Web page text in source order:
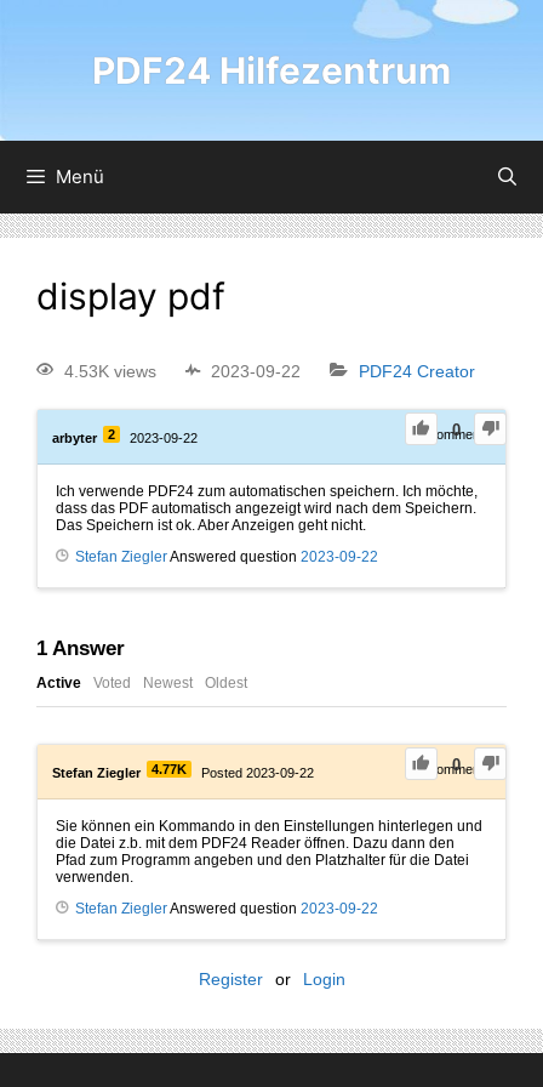
PDF24 Hilfezentrum
Menü
display pdf
4.53K views 2023-09-22 PDF24 Creator
0
arbyter 2 2023-09-22 0Comments
Ich verwende PDF24 zum automatischen speichern. Ich möchte,
dass das PDF automatisch angezeigt wird nach dem Speichern.
Das Speichern ist ok. Aber Anzeigen geht nicht.
Stefan ZieglerAnswered question 2023-09-22
1 Answer
Active Voted Newest Oldest
0
Stefan Ziegler 4.77K Posted 2023-09-22 0Comments
Sie können ein Kommando in den Einstellungen hinterlegen und
die Datei z.b. mit dem PDF24 Reader öffnen. Dazu dann den
Pfad zum Programm angeben und den Platzhalter für die Datei
verwenden.
Stefan ZieglerAnswered question 2023-09-22
Register or Login